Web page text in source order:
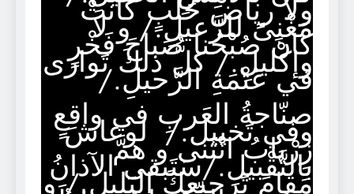
ولا رياضَ حَلبٍ كانتْ
مَغْنىً للرَّعيلِ./ و لا
كانَ صُبْحُنا صَباحَ فَخْرٍ
وإكْليلِ./ كلُّ ذلكَ تَوارى
في عَتْمَةِ الرَّحيلِ./
صنّاجةُ العَربِ في واقعٍ
وفي تَخييل./ لوعاشَ
زِرْيابُ انْثَنى و همَّ
بالتَّقْبيلِ./سَتَبقى الآذانُ
مَقامَ تَرجيعكَ البَليلِ./ و